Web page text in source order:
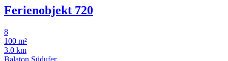
Ferienobjekt 720
8
100 m²
3.0 km
Balaton Südufer